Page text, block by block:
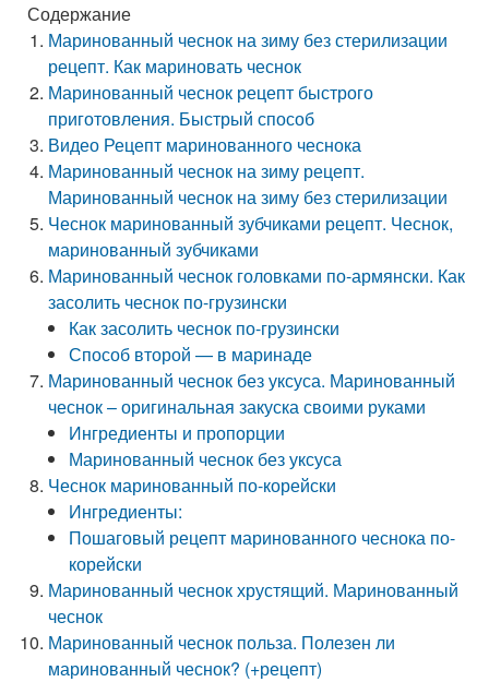
Содержание
Маринованный чеснок на зиму без стерилизации
рецепт. Как мариновать чеснок
Маринованный чеснок рецепт быстрого
приготовления. Быстрый способ
Видео Рецепт маринованного чеснока
Маринованный чеснок на зиму рецепт.
Маринованный чеснок на зиму без стерилизации
Чеснок маринованный зубчиками рецепт. Чеснок,
маринованный зубчиками
Маринованный чеснок головками по-армянски. Как
засолить чеснок по-грузински
Как засолить чеснок по-грузински
Способ второй — в маринаде
Маринованный чеснок без уксуса. Маринованный
чеснок – оригинальная закуска своими руками
Ингредиенты и пропорции
Маринованный чеснок без уксуса
Чеснок маринованный по-корейски
Ингредиенты:
Пошаговый рецепт маринованного чеснока по-
корейски
Маринованный чеснок хрустящий. Маринованный
чеснок
Маринованный чеснок польза. Полезен ли
маринованный чеснок? (+рецепт)